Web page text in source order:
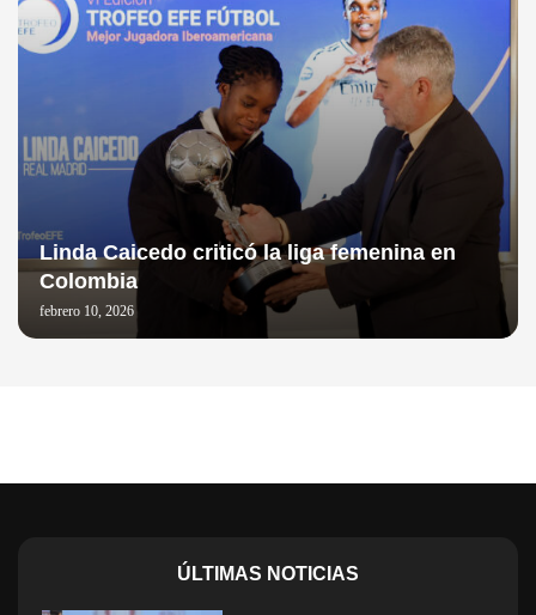
Linda Caicedo criticó la liga femenina en
Colombia
febrero 10, 2026
ÚLTIMAS NOTICIAS